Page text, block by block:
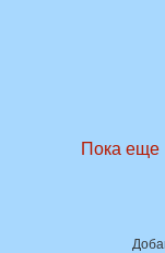
Пока еще